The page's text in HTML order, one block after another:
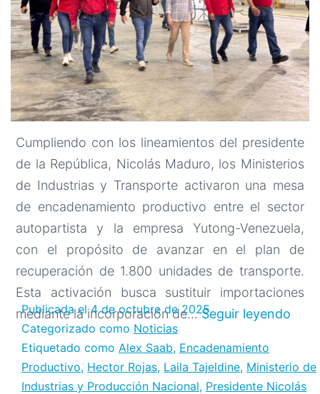
Cumpliendo con los lineamientos del presidente
de la República, Nicolás Maduro, los Ministerios
de Industrias y Transporte activaron una mesa
de encadenamiento productivo entre el sector
autopartista y la empresa Yutong-Venezuela,
con el propósito de avanzar en el plan de
recuperación de 1.800 unidades de transporte.
Esta activación busca sustituir importaciones
mediante la incorporación de…Seguir leyendo
Publicada el4 de octubre de 2025
Categorizado como Noticias
Etiquetado como Alex Saab, Encadenamiento
Productivo, Hector Rojas, Laila Tajeldine, Ministerio de
Industrias y Producción Nacional, Presidente Nicolás